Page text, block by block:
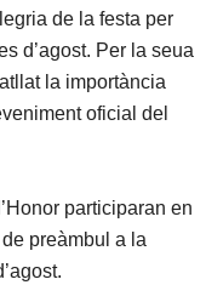
de la festa per
d’agost. Per la seua
la importància
oficial del
participaran en
preàmbul a la